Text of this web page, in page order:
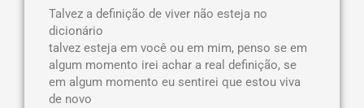
Talvez a definição de viver não esteja no
dicionário
talvez esteja em você ou em mim, penso se em
algum momento irei achar a real definição, se
em algum momento eu sentirei que estou viva
de novo